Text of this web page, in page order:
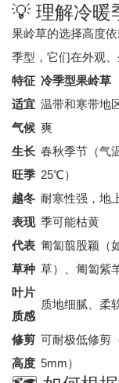
💡 理解冷暖
果岭草的选择高度
季型，它们在外观
特征 冷季型果岭草
适宜
气候
温带和寒带地
爽
生长
旺季
春秋季节（气
25℃）
越冬
表现
耐寒性强，地
季可能枯黄
代表
草种
匍匐翦股颖（
草）、匍匐紫
叶片
质感
质地细腻、柔
修剪
高度
可耐极低修剪
5mm）